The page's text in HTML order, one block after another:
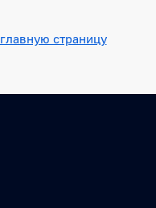
главную страницу